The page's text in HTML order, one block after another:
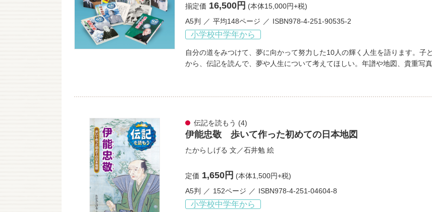
揃定価 16,500円 (本体15,000円+税)
A5判
平均148ページ ISBN978-4-251-90535-2
小学校中学年から
自分の道をみつけて、夢に向かって努力した10人の輝く人生を語ります。
から、伝記を読んで、夢や人生について考えてほしい。年譜や地図、貴重写
伝記を読もう (4)
伊能忠敬 歩いて作った初めての日本地図
たからしげる 文／石井勉 絵
定価 1,650円 (本体1,500円+税)
A5判
152ページ ISBN978-4-251-04604-8
小学校中学年から